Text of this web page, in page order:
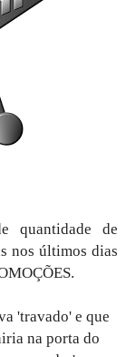
quantidade de
nos últimos dias
'travado' e que
na porta do